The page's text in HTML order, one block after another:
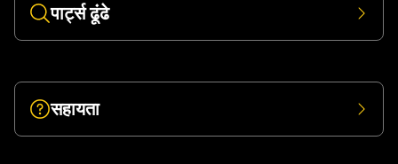
पार्ट्स ढूंढे
सहायता